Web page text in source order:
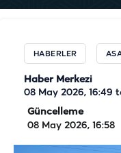
HABERLER
Haber Merkezi
08 May 2026, 16:49
Güncelleme
08 May 2026, 16:58